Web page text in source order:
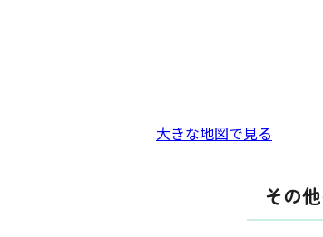
大きな地図で見る
その